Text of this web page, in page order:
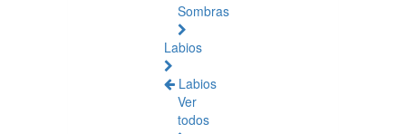
Sombras
Labios
Labios
Ver
todos